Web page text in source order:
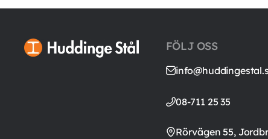
FÖLJ OSS
08-711 25 35
Rörvägen 55,